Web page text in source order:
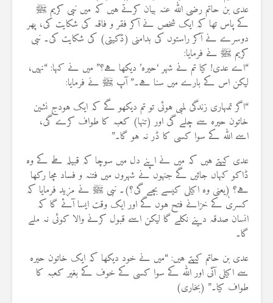
عدی بن حاتم رضی اللہ عنہ بیان کرتے ہیں کہ میں نبی کریم ﷺ
کے پاس تھا کہ ایک شخص نے آکر فقر و فاقہ کی شکایت کی، پھر
دوسرے نے آکر راستوں کی بدامنی (ڈکیتی) کی شکایت کی۔ نبی
کریم ﷺ نے فرمایا:
“اے عدی! کیا تم نے شہر ‘حیرہ’ دیکھا ہے؟” میں نے کہا: “نہیں،
لیکن اس کے بارے میں سنا ہے۔” آپ ﷺ نے فرمایا:
“اگر تمہاری زندگی لمبی ہوئی تو تم دیکھو گے کہ ایک ہودج نشین
خاتون حیرہ سے چلے گی اور (تنہا) کعبہ کا طواف کرے گی،
اسے اللہ کے سوا کسی کا ڈر نہ ہو گا۔”
عدی کہتے ہیں کہ میں نے اپنے دل میں سوچا کہ قبیلہ طے کے وہ
ڈاکو کہاں جائیں گے جنہوں نے شہروں میں فتنہ و فساد مچا رکھا
ہے؟ (یعنی وہ اکیلی کیسے بچے گی؟)۔ نبی ﷺ نے مزید فرمایا کہ
کسریٰ کے خزانے فتح ہوں گے اور ایک وقت ایسا آئے گا کہ
انسان صدقہ دینے نکلے گا لیکن اسے قبول کرنے والا کوئی نہ ملے
گا۔
عدی بن حاتم کہتے ہیں: “میں نے خود دیکھا کہ ایک خاتون حیرہ
سے اکیلی آئی اور اللہ کے سوا کسی کے خوف کے بغیر کعبہ کا
طواف کیا۔” (بخاری)